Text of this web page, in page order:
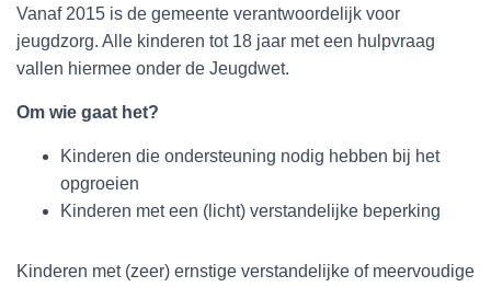
Vanaf 2015 is de gemeente verantwoordelijk voor
jeugdzorg. Alle kinderen tot 18 jaar met een hulpvraag
vallen hiermee onder de Jeugdwet.
Om wie gaat het?
Kinderen die ondersteuning nodig hebben bij het
opgroeien
Kinderen met een (licht) verstandelijke beperking
Kinderen met (zeer) ernstige verstandelijke of meervoudige